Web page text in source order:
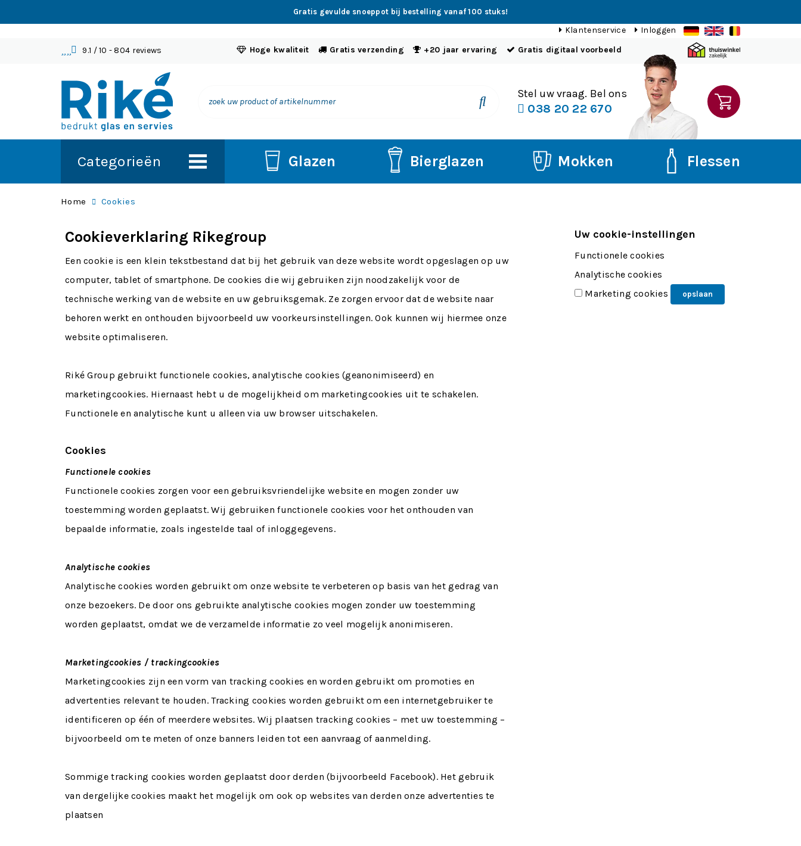
Gratis gevulde snoeppot bij bestelling vanaf 100 stuks!
Klantenservice
Inloggen
9.1 / 10 - 804 reviews Hoge kwaliteit Gratis verzending +20 jaar ervaring Gratis digitaal voorbeeld
Stel uw vraag. Bel ons
038 20 22 670
Categorieën Glazen Bierglazen Mokken Flessen
Home Cookies
Cookieverklaring Rikegroup
Een cookie is een klein tekstbestand dat bij het gebruik van deze website wordt opgeslagen op uw
computer, tablet of smartphone. De cookies die wij gebruiken zijn noodzakelijk voor de
technische werking van de website en uw gebruiksgemak. Ze zorgen ervoor dat de website naar
behoren werkt en onthouden bijvoorbeeld uw voorkeursinstellingen. Ook kunnen wij hiermee onze
website optimaliseren.
Riké Group gebruikt functionele cookies, analytische cookies (geanonimiseerd) en
marketingcookies. Hiernaast hebt u de mogelijkheid om marketingcookies uit te schakelen.
Functionele en analytische kunt u alleen via uw browser uitschakelen.
Cookies
Functionele cookies
Functionele cookies zorgen voor een gebruiksvriendelijke website en mogen zonder uw
toestemming worden geplaatst. Wij gebruiken functionele cookies voor het onthouden van
bepaalde informatie, zoals ingestelde taal of inloggegevens.
Analytische cookies
Analytische cookies worden gebruikt om onze website te verbeteren op basis van het gedrag van
onze bezoekers. De door ons gebruikte analytische cookies mogen zonder uw toestemming
worden geplaatst, omdat we de verzamelde informatie zo veel mogelijk anonimiseren.
Marketingcookies / trackingcookies
Marketingcookies zijn een vorm van tracking cookies en worden gebruikt om promoties en
advertenties relevant te houden. Tracking cookies worden gebruikt om een internetgebruiker te
identificeren op één of meerdere websites. Wij plaatsen tracking cookies – met uw toestemming –
bijvoorbeeld om te meten of onze banners leiden tot een aanvraag of aanmelding.
Sommige tracking cookies worden geplaatst door derden (bijvoorbeeld Facebook). Het gebruik
van dergelijke cookies maakt het mogelijk om ook op websites van derden onze advertenties te
plaatsen
Uw cookie-instellingen
Functionele cookies
Analytische cookies
Marketing cookies
opslaan